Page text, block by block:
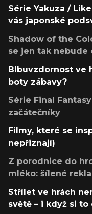
Série Yakuza /
vás japonské
Shadow of the
se jen tak nebude
Blbuvzdornost ve
boty zábavy?
Série Final
začátečníky
Filmy, které se
nepřiznají)
Z porodnice do
mléko: šílené
Střílet ve hrách
světě – i když si